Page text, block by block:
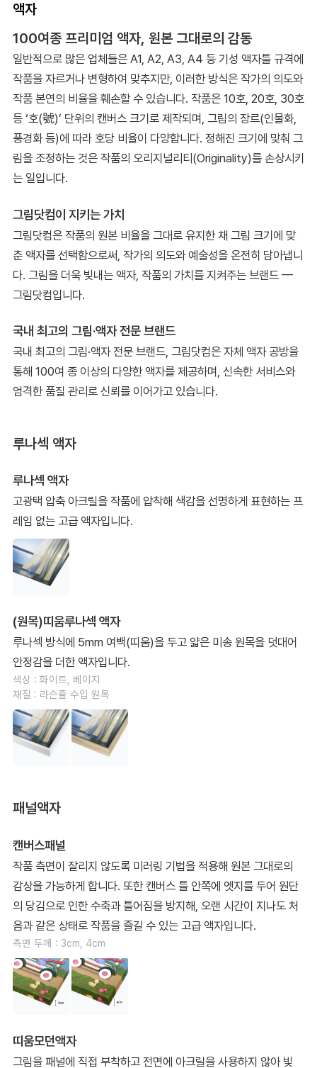
액자
100여종 프리미엄 액자, 원본 그대로의 감동
일반적으로 많은 업체들은 A1, A2, A3, A4 등 기성 액자틀 규격에
작품을 자르거나 변형하여 맞추지만, 이러한 방식은 작가의 의도와
작품 본연의 비율을 훼손할 수 있습니다. 작품은 10호, 20호, 30호
등 ‘호(號)’ 단위의 캔버스 크기로 제작되며, 그림의 장르(인물화,
풍경화 등)에 따라 호당 비율이 다양합니다. 정해진 크기에 맞춰 그
림을 조정하는 것은 작품의 오리지널리티(Originality)를 손상시키
는 일입니다.
그림닷컴이 지키는 가치
그림닷컴은 작품의 원본 비율을 그대로 유지한 채 그림 크기에 맞
춘 액자를 선택함으로써, 작가의 의도와 예술성을 온전히 담아냅니
다. 그림을 더욱 빛내는 액자, 작품의 가치를 지켜주는 브랜드 —
그림닷컴입니다.
국내 최고의 그림·액자 전문 브랜드
국내 최고의 그림·액자 전문 브랜드, 그림닷컴은 자체 액자 공방을
통해 100여 종 이상의 다양한 액자를 제공하며, 신속한 서비스와
엄격한 품질 관리로 신뢰를 이어가고 있습니다.
루나섹 액자
루나섹 액자
고광택 압축 아크릴을 작품에 압착해 색감을 선명하게 표현하는 프
레임 없는 고급 액자입니다.
(원목)띠움루나섹 액자
루나섹 방식에 5mm 여백(띠움)을 두고 얇은 미송 원목을 덧대어
안정감을 더한 액자입니다.
색상 : 화이트, 베이지
재질 : 라슨쥴 수입 원목
패널액자
캔버스패널
작품 측면이 잘리지 않도록 미러링 기법을 적용해 원본 그대로의
감상을 가능하게 합니다. 또한 캔버스 틀 안쪽에 엣지를 두어 원단
의 당김으로 인한 수축과 틀어짐을 방지해, 오랜 시간이 지나도 처
음과 같은 상태로 작품을 즐길 수 있는 고급 액자입니다.
측면 두께 : 3cm, 4cm
띠움모던액자
그림을 패널에 직접 부착하고 전면에 아크릴을 사용하지 않아 빛